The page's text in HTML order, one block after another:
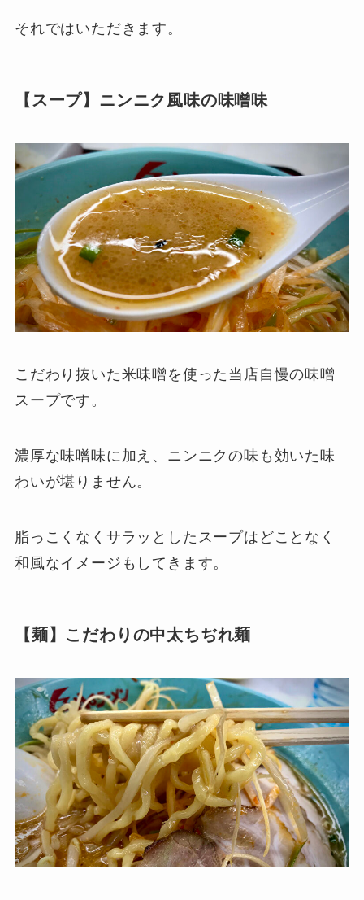
それではいただきます。
【スープ】ニンニク風味の味噌味
こだわり抜いた米味噌を使った当店自慢の味噌
スープです。
濃厚な味噌味に加え、ニンニクの味も効いた味
わいが堪りません。
脂っこくなくサラッとしたスープはどことなく
和風なイメージもしてきます。
【麺】こだわりの中太ちぢれ麺